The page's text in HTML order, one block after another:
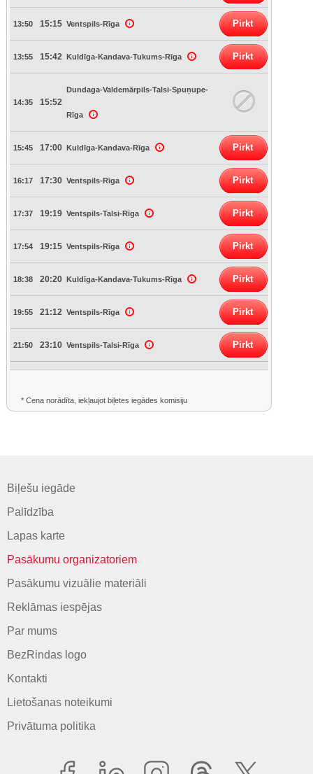
13:50 15:15 Ventspils-Rīga Pirkt
13:55 15:42 Kuldīga-Kandava-Tukums-Rīga Pirkt
14:35 15:52
Dundaga-Valdemārpils-Talsi-Spuņupe-
Rīga
15:45 17:00 Kuldīga-Kandava-Rīga Pirkt
16:17 17:30 Ventspils-Rīga Pirkt
17:37 19:19 Ventspils-Talsi-Rīga Pirkt
17:54 19:15 Ventspils-Rīga Pirkt
18:38 20:20 Kuldīga-Kandava-Tukums-Rīga Pirkt
19:55 21:12 Ventspils-Rīga Pirkt
21:50 23:10 Ventspils-Talsi-Rīga Pirkt
* Cena norādīta, iekļaujot biļetes iegādes komisiju
Biļešu iegāde
Palīdzība
Lapas karte
Pasākumu organizatoriem
Pasākumu vizuālie materiāli
Reklāmas iespējas
Par mums
BezRindas logo
Kontakti
Lietošanas noteikumi
Privātuma politika